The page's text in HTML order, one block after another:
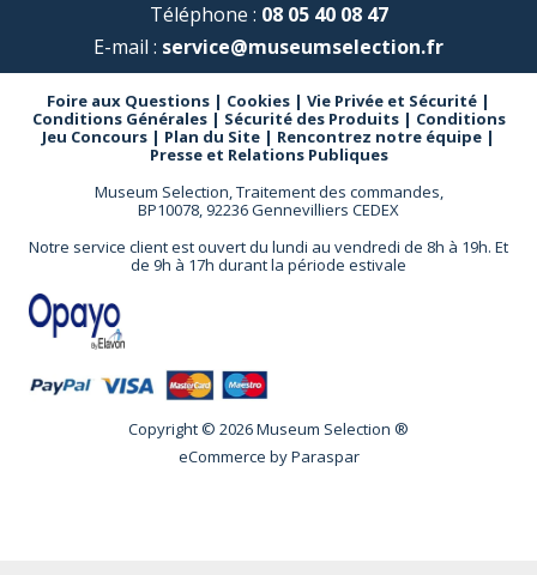
Téléphone : 08 05 40 08 47
E-mail : service@museumselection.fr
Foire aux Questions | Cookies | Vie Privée et Sécurité |
Conditions Générales| Sécurité des Produits| Conditions
Jeu Concours | Plan du Site | Rencontrez notre équipe |
Presse et Relations Publiques
Museum Selection, Traitement des commandes,
BP10078, 92236 Gennevilliers CEDEX
Notre service client est ouvert du lundi au vendredi de 8h à 19h. Et
de 9h à 17h durant la période estivale
Copyright © 2026 Museum Selection ®
eCommerce byParaspar